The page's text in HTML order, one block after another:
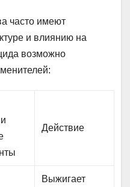
часто имеют
и влиянию на
возможно
Действие
Выжигает